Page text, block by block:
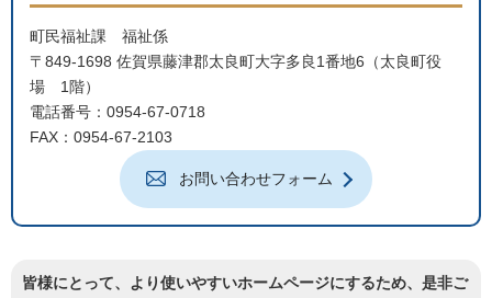
町民福祉課 福祉係
〒849-1698 佐賀県藤津郡太良町大字多良1番地6（太良町役
場 1階）
電話番号：0954-67-0718
FAX：0954-67-2103
お問い合わせフォーム
皆様にとって、より使いやすいホームページにするため、是非ご